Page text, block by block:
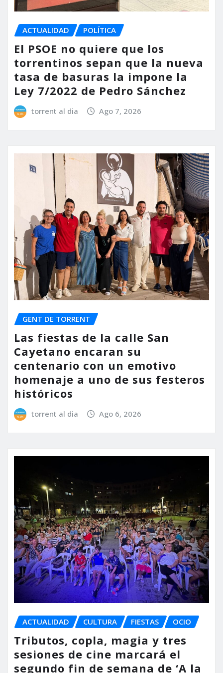
ACTUALIDAD POLÍTICA
El PSOE no quiere que los
torrentinos sepan que la nueva
tasa de basuras la impone la
Ley 7/2022 de Pedro Sánchez
torrent al dia Ago 7, 2026
GENT DE TORRENT
Las fiestas de la calle San
Cayetano encaran su
centenario con un emotivo
homenaje a uno de sus festeros
históricos
torrent al dia Ago 6, 2026
ACTUALIDAD CULTURA FIESTAS OCIO
Tributos, copla, magia y tres
sesiones de cine marcará el
segundo fin de semana de ‘A la